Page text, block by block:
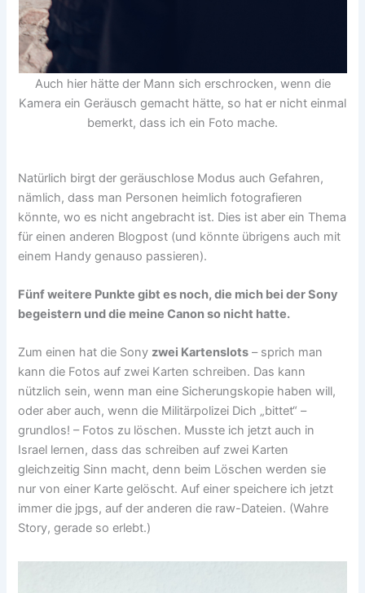
Auch hier hätte der Mann sich erschrocken, wenn die
Kamera ein Geräusch gemacht hätte, so hat er nicht einmal
bemerkt, dass ich ein Foto mache.
Natürlich birgt der geräuschlose Modus auch Gefahren,
nämlich, dass man Personen heimlich fotografieren
könnte, wo es nicht angebracht ist. Dies ist aber ein Thema
für einen anderen Blogpost (und könnte übrigens auch mit
einem Handy genauso passieren).
Fünf weitere Punkte gibt es noch, die mich bei der Sony
begeistern und die meine Canon so nicht hatte.
Zum einen hat die Sony zwei Kartenslots – sprich man
kann die Fotos auf zwei Karten schreiben. Das kann
nützlich sein, wenn man eine Sicherungskopie haben will,
oder aber auch, wenn die Militärpolizei Dich „bittet“ –
grundlos! – Fotos zu löschen. Musste ich jetzt auch in
Israel lernen, dass das schreiben auf zwei Karten
gleichzeitig Sinn macht, denn beim Löschen werden sie
nur von einer Karte gelöscht. Auf einer speichere ich jetzt
immer die jpgs, auf der anderen die raw-Dateien. (Wahre
Story, gerade so erlebt.)